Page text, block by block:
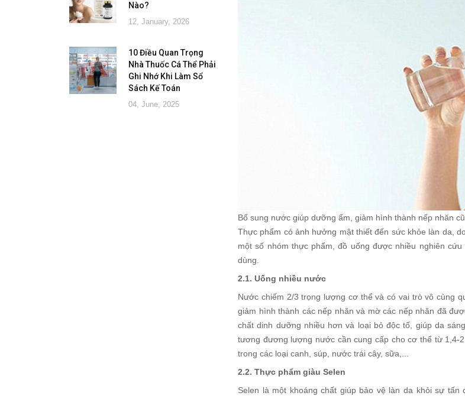
Bổ sung nước giúp dưỡng ẩm, giảm hình thành nếp nhăn
Thực phẩm có ảnh hưởng mật thiết đến sức khỏe làn da,
một số nhóm thực phẩm, đồ uống được nhiều nghiên
dùng.
2.1. Uống nhiều nước
Nước chiếm 2/3 trọng lượng cơ thể và có vai trò vô cùng
giảm hình thành các nếp nhăn và mờ các nếp nhăn đã
chất dinh dưỡng nhiều hơn và loại bỏ độc tố, giúp da
tương đương lượng nước cần cung cấp cho cơ thể từ
trong các loại canh, súp, nước trái cây, sữa,...
2.2. Thực phẩm giàu Selen
Selen là một khoáng chất giúp bảo vệ làn da khỏi sự
Nào?
12, January, 2026
10 Điều Quan Trọng
Nhà Thuốc Cá Thể Phải
Ghi Nhớ Khi Làm Sổ
Sách Kế Toán
04, June, 2025